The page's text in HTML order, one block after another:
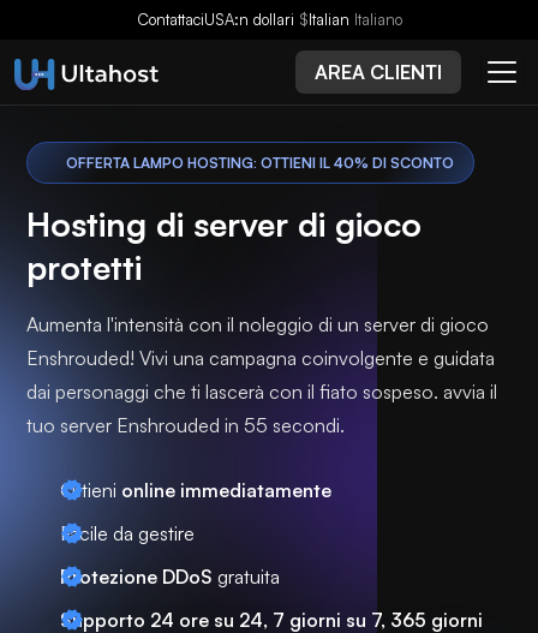
ContattaciUSA:n dollari $Italian Italiano
AREA CLIENTI
OFFERTA LAMPO HOSTING: OTTIENI IL 40% DI SCONTO
Hosting di server di gioco
protetti
Aumenta l'intensità con il noleggio di un server di gioco
Enshrouded! Vivi una campagna coinvolgente e guidata
dai personaggi che ti lascerà con il fiato sospeso. avvia il
tuo server Enshrouded in 55 secondi.
Ottieni online immediatamente
Facile da gestire
Protezione DDoS gratuita
Supporto 24 ore su 24, 7 giorni su 7, 365 giorni